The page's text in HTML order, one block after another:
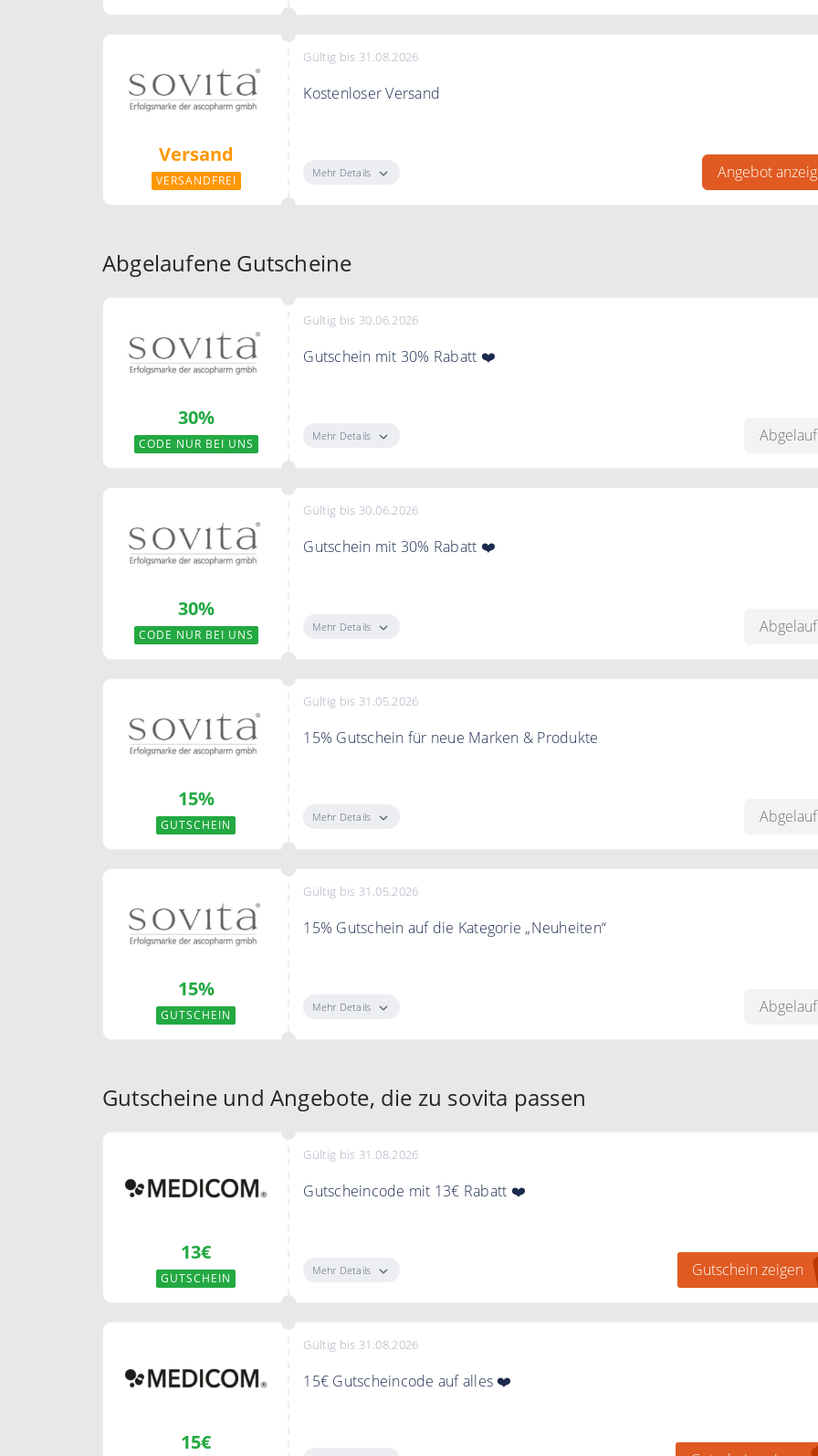
Versand
VERSANDFREI
Gültig bis 31.08.2026
Kostenloser Versand
Mehr Details Angebot
Abgelaufene Gutscheine
30%
CODE NUR BEI UNS
Gültig bis 30.06.2026
Gutschein mit 30% Rabatt ❤️
Mehr Details
30%
CODE NUR BEI UNS
Gültig bis 30.06.2026
Gutschein mit 30% Rabatt ❤️
Mehr Details
15%
GUTSCHEIN
Gültig bis 31.05.2026
15% Gutschein für neue Marken & Produkte
Mehr Details
15%
GUTSCHEIN
Gültig bis 31.05.2026
15% Gutschein auf die Kategorie „Neuheiten“
Mehr Details
Gutscheine und Angebote, die zu sovita passen
13€
GUTSCHEIN
Gültig bis 31.08.2026
Gutscheincode mit 13€ Rabatt ❤️
Mehr Details Gutschein zeigen
15€
Gültig bis 31.08.2026
15€ Gutscheincode auf alles ❤️
Rabatt auf Ihre nächste Bestellung ab 70 €. Erhalten Sie exklusive Angebote